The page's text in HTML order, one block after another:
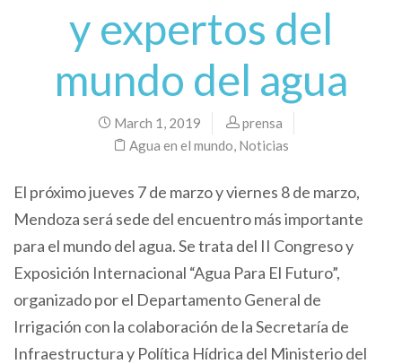
y expertos del
mundo del agua
March 1, 2019
prensa
Agua en el mundo Noticias
El próximo jueves 7 de marzo y viernes 8 de marzo,
Mendoza será sede del encuentro más importante
para el mundo del agua. Se trata del II Congreso y
Exposición Internacional “Agua Para El Futuro”,
organizado por el Departamento General de
Irrigación con la colaboración de la Secretaría de
Infraestructura y Política Hídrica del Ministerio del